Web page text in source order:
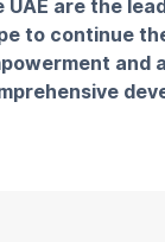
UAE are the
to continue
and